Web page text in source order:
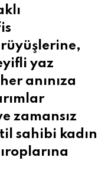
yaz
anınıza
zamansız
sahibi kadın